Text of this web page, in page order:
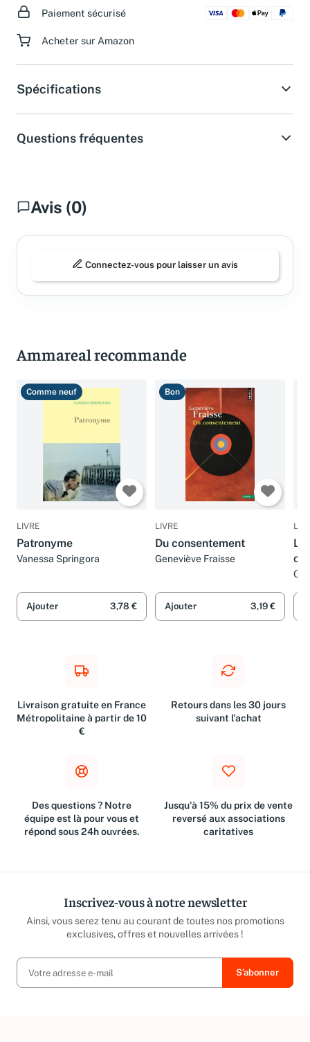
Paiement sécurisé
Acheter sur Amazon
Spécifications
Questions fréquentes
Avis (0)
Connectez-vous pour laisser un avis
Ammareal recommande
Comme neuf
LIVRE
Patronyme
Vanessa Springora
Ajouter 3,78 €
Bon
LIVRE
Du consentement
Geneviève Fraisse
Ajouter 3,19 €
Le
Livraison gratuite en France
Métropolitaine à partir de 10
€
Retours dans les 30 jours
suivant l'achat
Des questions ? Notre
équipe est là pour vous et
répond sous 24h ouvrées.
Jusqu'à 15% du prix de vente
reversé aux associations
caritatives
Inscrivez-vous à notre newsletter
Ainsi, vous serez tenu au courant de toutes nos promotions
exclusives, offres et nouvelles arrivées !